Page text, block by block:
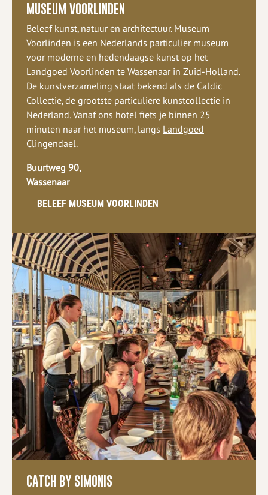
MUSEUM VOORLINDEN
Beleef kunst, natuur en architectuur. Museum
Voorlinden is een Nederlands particulier museum
voor moderne en hedendaagse kunst op het
Landgoed Voorlinden te Wassenaar in Zuid-Holland.
De kunstverzameling staat bekend als de Caldic
Collectie, de grootste particuliere kunstcollectie in
Nederland. Vanaf ons hotel fiets je binnen 25
minuten naar het museum, langs Landgoed
Clingendael.
Buurtweg 90,
Wassenaar
BELEEF MUSEUM VOORLINDEN
CATCH BY SIMONIS